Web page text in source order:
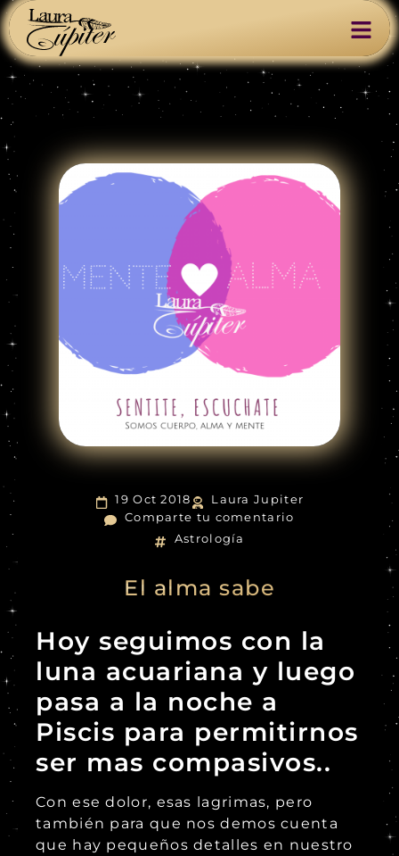
19 Oct 2018
Laura Jupiter
Comparte tu comentario
Astrología
El alma sabe
Hoy seguimos con la
luna acuariana y luego
pasa a la noche a
Piscis para permitirnos
ser mas compasivos..
Con ese dolor, esas lagrimas, pero
también para que nos demos cuenta
que hay pequeños detalles en nuestro